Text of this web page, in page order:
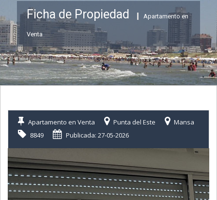
Ficha de Propiedad Apartamento en
Venta
Apartamento en Venta Punta del Este
Mansa
8849
Publicada: 27-05-2026